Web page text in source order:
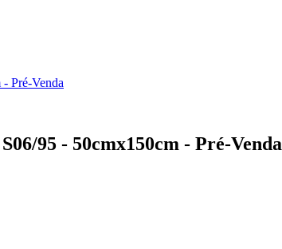
Pré-Venda
95 - 50cmx150cm - Pré-Venda